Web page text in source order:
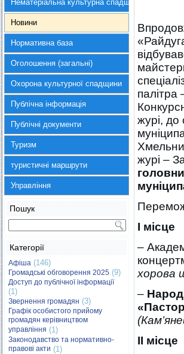
Нематеріальна культурна спадщина
Новини
Нормативна база
Оголошення (загальні)
Охорона культурної спадщини
Публічна інформація
Публічні документи
Туризм
туристичні маршрути
Управління
Пошук
Категорії
Афіша (146)
Громадські обговорення 2025 (9)
Доступ до публічної інформації
(1)
Звернення громадян (3)
Графік особистого прийому
громадян керівництвом
управління (1)
Законодавство та нормативно-
правові акти (1)
палітра
журі, до
журі –
І місце
–
хорова
–
(
ІІ місце